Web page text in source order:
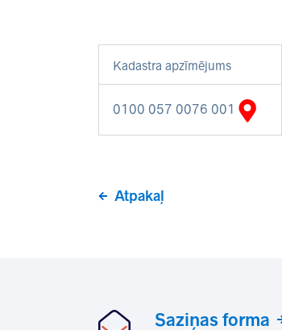
Kadastra apzīmējums
0100 057 0076 001
Atpakaļ
Saziņas forma